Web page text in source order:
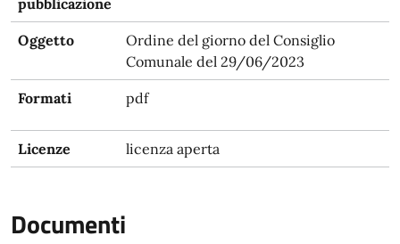
pubblicazione
Oggetto
Ordine del giorno del Consiglio
Comunale del 29/06/2023
Formati pdf
Licenze licenza aperta
Documenti